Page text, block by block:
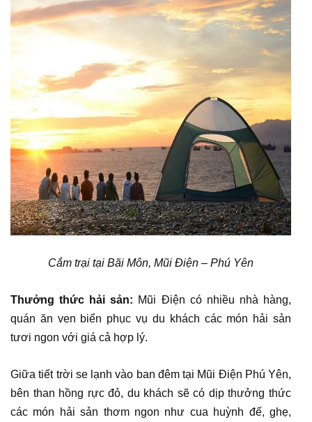
Cắm trại tại Bãi Môn, Mũi Điện – Phú Yên
Thưởng thức hải sản: Mũi Điện có nhiều nhà hàng,
quán ăn ven biển phục vụ du khách các món hải sản
tươi ngon với giá cả hợp lý.
Giữa tiết trời se lạnh vào ban đêm tại Mũi Điện Phú Yên,
bên than hồng rực đỏ, du khách sẽ có dịp thưởng thức
các món hải sản thơm ngon như cua huỳnh đế, ghẹ,